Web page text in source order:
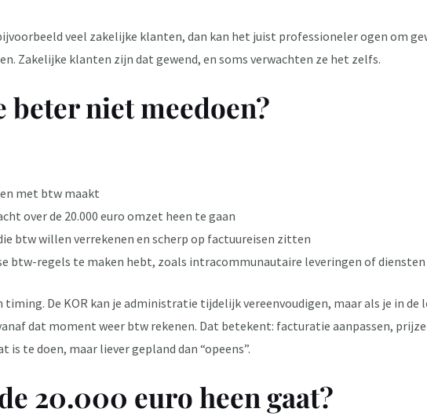
veel zakelijke klanten, dan kan het juist professioneler ogen om
Zakelijke klanten zijn dat gewend, en soms verwachten ze het zelfs.
beter niet meedoen?
met btw maakt
over de 20.000 euro omzet heen te gaan
btw willen verrekenen en scherp op factuureisen zitten
btw-regels te maken hebt, zoals intracommunautaire leveringen of diensten
De KOR kan je administratie tijdelijk vereenvoudigen, maar als je in de
dat moment weer btw rekenen. Dat betekent: facturatie aanpassen,
te doen, maar liever gepland dan “opeens”.
20.000 euro heen gaat?